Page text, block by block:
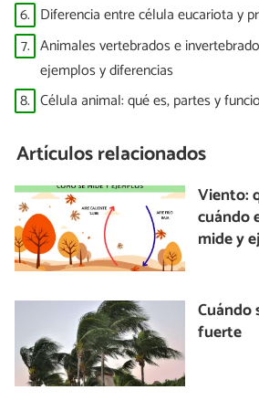
6. Diferencia entre célula eucariota y
7. Animales vertebrados e
ejemplos y diferencias
8. Célula animal: qué es, partes y
Artículos relacionados
Viento:
cuándo
mide y
Cuándo
fuerte